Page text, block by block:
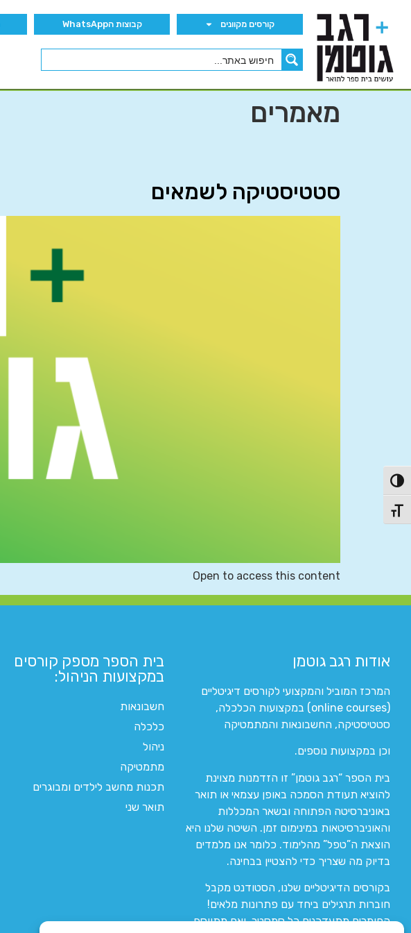
הפעל/כבה ניגודיות גבוהה
מתג גודל גופן
קורסים מקוונים קבוצות הWhatsApp
מאמרים
סטטיסטיקה לשמאים
Open to access this content
אודות רגב גוטמן
המרכז המוביל והמקצועי לקורסים דיגיטליים
(online courses) במקצועות הכלכלה,
סטטיסטיקה, החשבונאות והמתמטיקה
וכן במקצועות נוספים.
בית הספר “רגב גוטמן” זו הזדמנות מצוינת
להוציא תעודת הסמכה באופן עצמאי או תואר
באוניברסיטה הפתוחה ובשאר המכללות
והאוניברסיטאות במינימום זמן. השיטה שלנו היא
הוצאת ה”טפל” מהלימוד. כלומר אנו מלמדים
בדיוק מה שצריך כדי להצטיין בבחינה.
בקורסים הדיגיטליים שלנו, הסטודנט מקבל
חוברות תרגילים ביחד עם פתרונות מלאים!
החומרים מתעדכנים כל סמסטר, ואם מתווסף
בית הספר מספק קורסים
במקצועות הניהול:
חשבונאות
כלכלה
ניהול
מתמטיקה
תכנות מחשב לילדים ומבוגרים
תואר שני